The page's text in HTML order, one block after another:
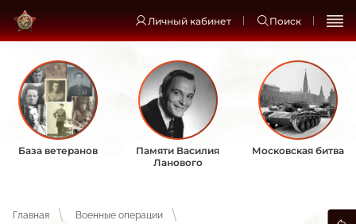
Личный кабинет Поиск
База ветеранов
Памяти Василия
Ланового
Московская битва
Главная
Военные операции